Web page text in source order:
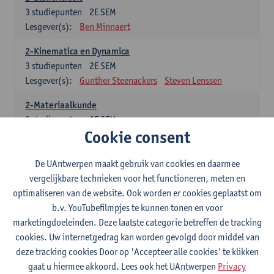
2E SEM
3 studiepunten
Lesgever(s):
Ben Minnaert
2-Kinematica en Dynamica
2E SEM
3 studiepunten
Lesgever(s):
Gunther Steenackers Steven Lenssen
2-Materiaalkunde
2E SEM
3studiepunten
Linda Beenaerts
2-Wiskunde
2E SEM
studiepunten
Lesgever(s):
Rudi Penne Jeffrey Cornelis
Kris Annaert
Stijn Dierckx
Annelies Fabri
Senne Ignoul
Specifiek deel
15 studiepunten
Cookie consent
De UAntwerpen maakt gebruik van cookies en daarmee
vergelijkbare technieken voor het functioneren, meten en
optimaliseren van de website. Ook worden er cookies geplaatst om
b.v. YouTubefilmpjes te kunnen tonen en voor
marketingdoeleinden. Deze laatste categorie betreffen de tracking
cookies. Uw internetgedrag kan worden gevolgd door middel van
deze tracking cookies Door op 'Accepteer alle cookies' te klikken
gaat u hiermee akkoord. Lees ook het UAntwerpen Privacy